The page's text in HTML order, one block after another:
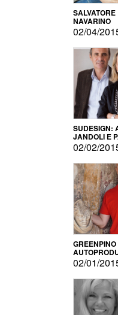
SALVATORE
NAVARINO
02/04/
SUDESIGN:
JANDOLI E
PISAPIA
02/02/
GREENPINO
PER AMORE
02/01/